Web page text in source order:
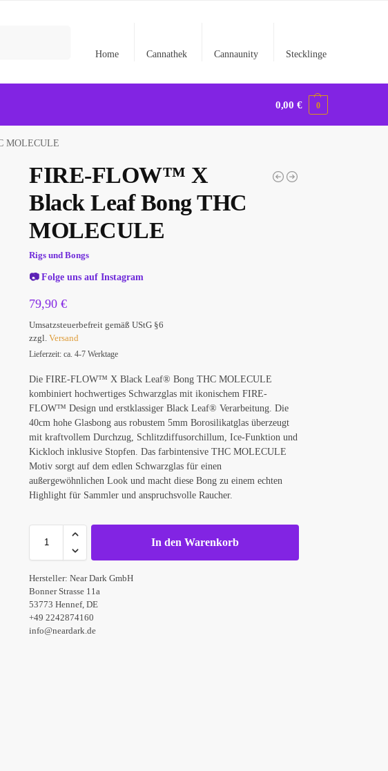
Home Cannathek Cannaunity Stecklinge
0,00€ 0
MOLECULE
FIRE-FLOW™ X
Black Leaf Bong THC
MOLECULE
Rigs und Bongs
📷Folge uns auf Instagram
79,90€
Umsatzsteuerbefreit gemäß UStG §6
zzgl.Versand
Lieferzeit: ca. 4-7 Werktage
Die FIRE-FLOW™ X Black Leaf® Bong THC MOLECULE
kombiniert hochwertiges Schwarzglas mit ikonischem FIRE-
FLOW™ Design und erstklassiger Black Leaf® Verarbeitung. Die
40cm hohe Glasbong aus robustem 5mm Borosilikatglas überzeugt
mit kraftvollem Durchzug, Schlitzdiffusorchillum, Ice-Funktion und
Kickloch inklusive Stopfen. Das farbintensive THC MOLECULE
Motiv sorgt auf dem edlen Schwarzglas für einen
außergewöhnlichen Look und macht diese Bong zu einem echten
Highlight für Sammler und anspruchsvolle Raucher.
In den Warenkorb
Hersteller:Near Dark GmbH
Bonner Strasse 11a
53773 Hennef, DE
+49 2242874160
info@neardark.de